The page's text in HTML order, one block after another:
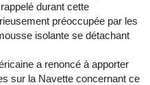
durant cette
préoccupée par les
isolante se détachant
a renoncé à apporter
sur la Navette concernant ce